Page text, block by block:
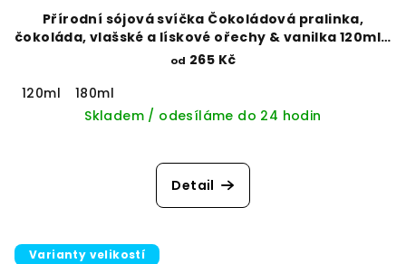
Přírodní sójová svíčka Čokoládová pralinka,
čokoláda, vlašské a lískové ořechy & vanilka 120ml x
180ml
od 265 Kč
120ml
180ml
Skladem / odesíláme do 24 hodin
Detail
Varianty velikostí